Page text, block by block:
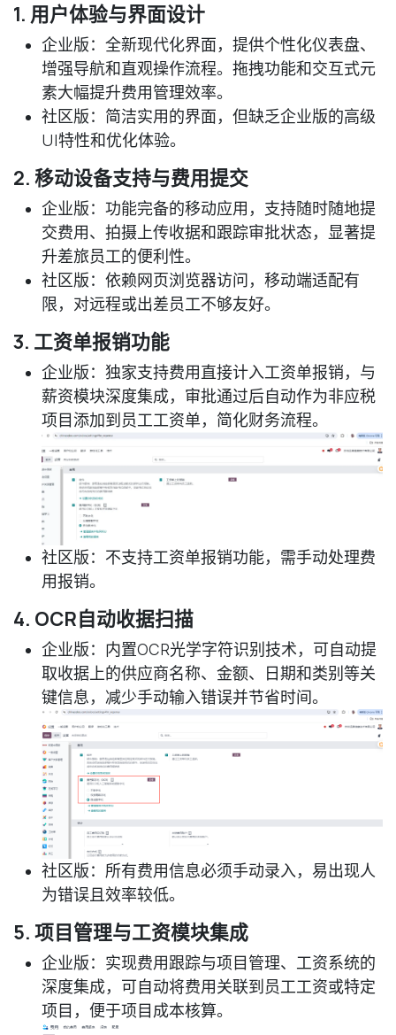
1. 用户体验与界面设计
企业版：全新现代化界面，提供个性化仪表盘、
增强导航和直观操作流程。拖拽功能和交互式元
素大幅提升费用管理效率。
社区版：简洁实用的界面，但缺乏企业版的高级
UI特性和优化体验。
2. 移动设备支持与费用提交
企业版：功能完备的移动应用，支持随时随地提
交费用、拍摄上传收据和跟踪审批状态，显著提
升差旅员工的便利性。
社区版：依赖网页浏览器访问，移动端适配有
限，对远程或出差员工不够友好。
3. 工资单报销功能
企业版：独家支持费用直接计入工资单报销，与
薪资模块深度集成，审批通过后自动作为非应税
项目添加到员工工资单，简化财务流程。
社区版：不支持工资单报销功能，需手动处理费
用报销。
4. OCR自动收据扫描
企业版：内置OCR光学字符识别技术，可自动提
取收据上的供应商名称、金额、日期和类别等关
键信息，减少手动输入错误并节省时间。
社区版：所有费用信息必须手动录入，易出现人
为错误且效率较低。
5. 项目管理与工资模块集成
企业版：实现费用跟踪与项目管理、工资系统的
深度集成，可自动将费用关联到员工工资或特定
项目，便于项目成本核算。